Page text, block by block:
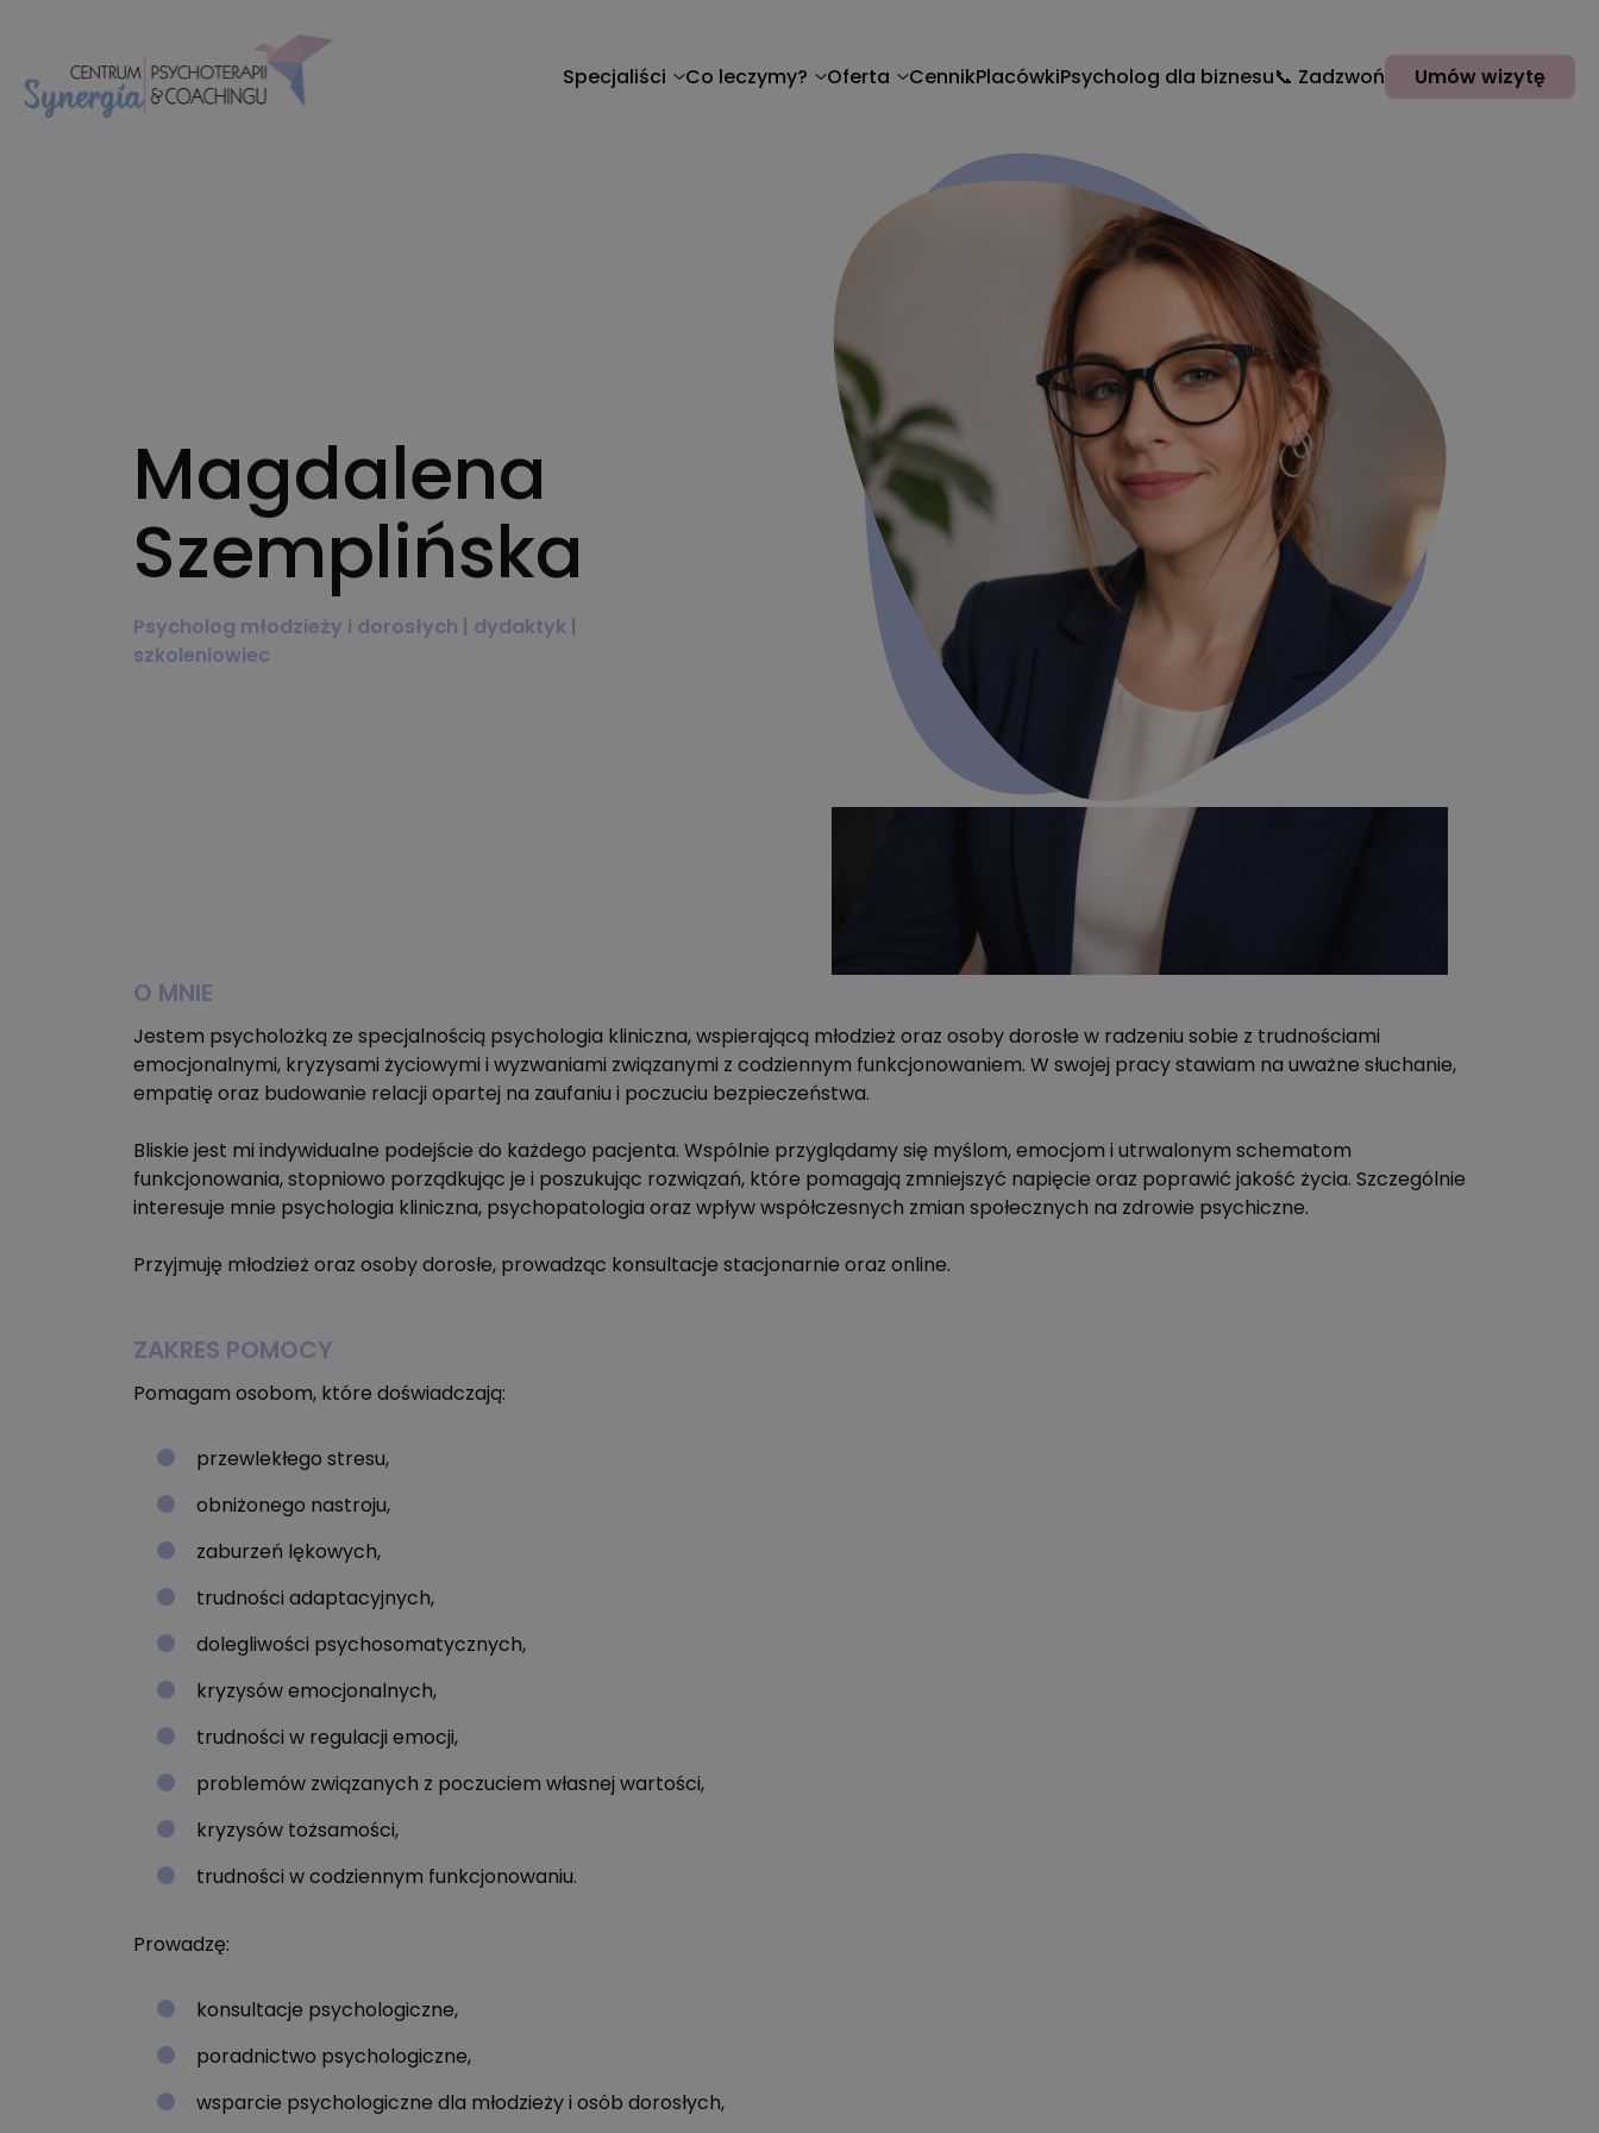
Specjaliści Co leczymy? Oferta CennikPlacówkiPsycholog dla biznesu📞 Zadzwoń Umów wizytę
Magdalena
Szemplińska
Psycholog młodzieży i dorosłych | dydaktyk |
szkoleniowiec
O MNIE
Jestem psycholożką ze specjalnością psychologia kliniczna, wspierającą młodzież oraz osoby dorosłe w radzeniu sobie z trudnościami
emocjonalnymi, kryzysami życiowymi i wyzwaniami związanymi z codziennym funkcjonowaniem. W swojej pracy stawiam na uważne słuchanie,
empatię oraz budowanie relacji opartej na zaufaniu i poczuciu bezpieczeństwa.
Bliskie jest mi indywidualne podejście do każdego pacjenta. Wspólnie przyglądamy się myślom, emocjom i utrwalonym schematom
funkcjonowania, stopniowo porządkując je i poszukując rozwiązań, które pomagają zmniejszyć napięcie oraz poprawić jakość życia. Szczególnie
interesuje mnie psychologia kliniczna, psychopatologia oraz wpływ współczesnych zmian społecznych na zdrowie psychiczne.
Przyjmuję młodzież oraz osoby dorosłe, prowadząc konsultacje stacjonarnie oraz online.
ZAKRES POMOCY
Pomagam osobom, które doświadczają:
przewlekłego stresu,
obniżonego nastroju,
zaburzeń lękowych,
trudności adaptacyjnych,
dolegliwości psychosomatycznych,
kryzysów emocjonalnych,
trudności w regulacji emocji,
problemów związanych z poczuciem własnej wartości,
kryzysów tożsamości,
trudności w codziennym funkcjonowaniu.
Prowadzę:
konsultacje psychologiczne,
poradnictwo psychologiczne,
wsparcie psychologiczne dla młodzieży i osób dorosłych,